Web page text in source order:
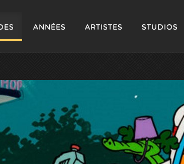
ANNÉES ARTISTES STUDIOS